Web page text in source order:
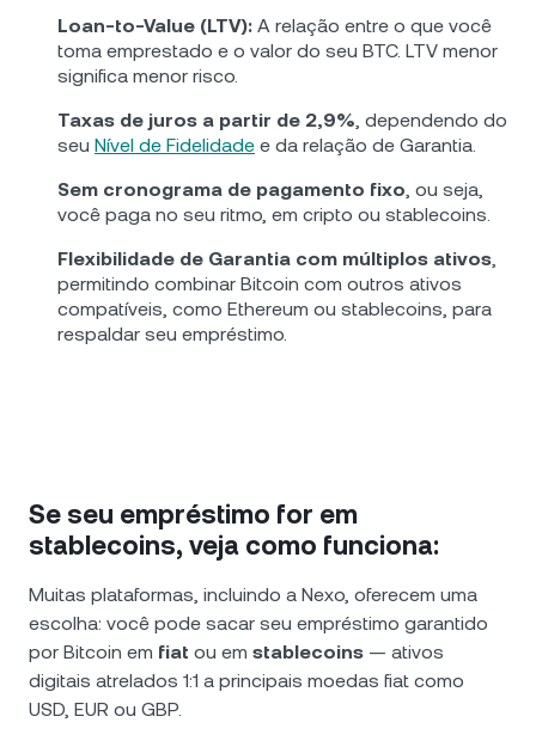
Loan-to-Value (LTV): A relação entre o que você
toma emprestado e o valor do seu BTC. LTV menor
significa menor risco.
Taxas de juros a partir de 2,9%, dependendo do
seu Nível de Fidelidade e da relação de Garantia.
Sem cronograma de pagamento fixo, ou seja,
você paga no seu ritmo, em cripto ou stablecoins.
Flexibilidade de Garantia com múltiplos ativos,
permitindo combinar Bitcoin com outros ativos
compatíveis, como Ethereum ou stablecoins, para
respaldar seu empréstimo.
Se seu empréstimo for em
stablecoins, veja como funciona:
Muitas plataformas, incluindo a Nexo, oferecem uma
escolha: você pode sacar seu empréstimo garantido
por Bitcoin em fiat ou em stablecoins — ativos
digitais atrelados 1:1 a principais moedas fiat como
USD, EUR ou GBP.